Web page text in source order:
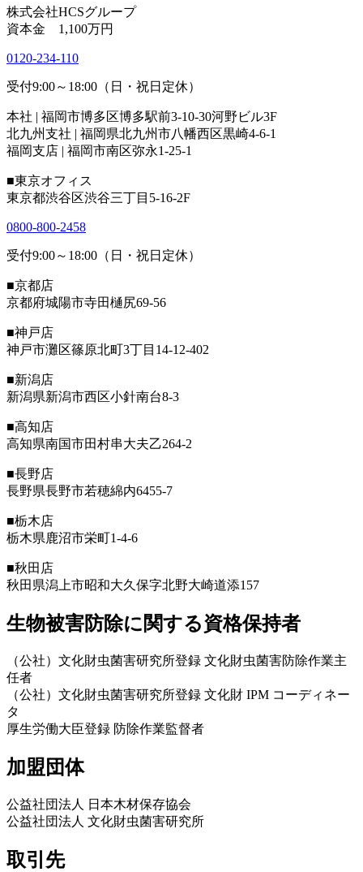
株式会社HCSグループ
資本金 1,100万円
0120-234-110
受付9:00～18:00（日・祝日定休）
本社 | 福岡市博多区博多駅前3-10-30河野ビル3F
北九州支社 | 福岡県北九州市八幡西区黒崎4-6-1
福岡支店 | 福岡市南区弥永1-25-1
■東京オフィス
東京都渋谷区渋谷三丁目5-16-2F
0800-800-2458
受付9:00～18:00（日・祝日定休）
■京都店
京都府城陽市寺田樋尻69-56
■神戸店
神戸市灘区篠原北町3丁目14-12-402
■新潟店
新潟県新潟市西区小針南台8-3
■高知店
高知県南国市田村串大夫乙264-2
■長野店
長野県長野市若穂綿内6455-7
■栃木店
栃木県鹿沼市栄町1-4-6
■秋田店
秋田県潟上市昭和大久保字北野大崎道添157
生物被害防除に関する資格保持者
（公社）文化財虫菌害研究所登録 文化財虫菌害防除作業主
任者
（公社）文化財虫菌害研究所登録 文化財 IPM コーディネー
タ
厚生労働大臣登録 防除作業監督者
加盟団体
公益社団法人 日本木材保存協会
公益社団法人 文化財虫菌害研究所
取引先